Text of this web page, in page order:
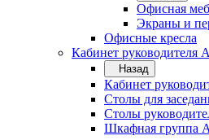
Офисная
Экраны и
Офисные кресла
Кабинет руководителя
Назад
Кабинет
Столы для
Столы
Шкафная группа